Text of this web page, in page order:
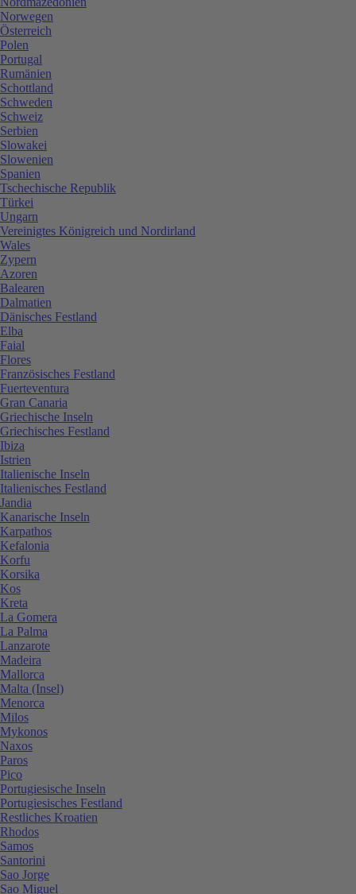
Norwegen
Österreich
Polen
Portugal
Rumänien
Schottland
Schweden
Schweiz
Serbien
Slowakei
Slowenien
Spanien
Tschechische Republik
Türkei
Ungarn
Vereinigtes Königreich und Nordirland
Wales
Zypern
Azoren
Balearen
Dalmatien
Dänisches Festland
Elba
Faial
Flores
Französisches Festland
Fuerteventura
Gran Canaria
Griechische Inseln
Griechisches Festland
Ibiza
Istrien
Italienische Inseln
Italienisches Festland
Jandia
Kanarische Inseln
Karpathos
Kefalonia
Korfu
Korsika
Kos
Kreta
La Gomera
La Palma
Lanzarote
Madeira
Mallorca
Malta (Insel)
Menorca
Milos
Mykonos
Naxos
Paros
Pico
Portugiesische Inseln
Portugiesisches Festland
Restliches Kroatien
Rhodos
Samos
Santorini
Sao Jorge
Sao Miguel